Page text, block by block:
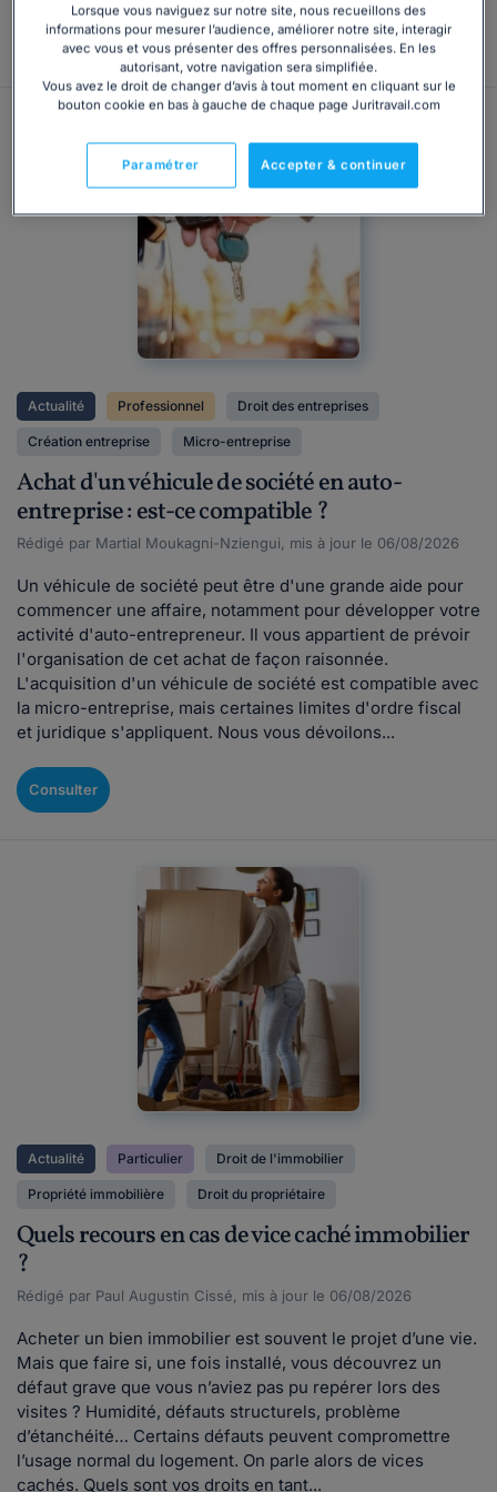
Consulter
Actualité Professionnel Droit des entreprises
Création entreprise Micro-entreprise
Achat d'un véhicule de société en auto-
entreprise : est-ce compatible ?
Rédigé par Martial Moukagni-Nziengui, mis à jour le 06/08/2026
Un véhicule de société peut être d'une grande aide pour
commencer une affaire, notamment pour développer votre
activité d'auto-entrepreneur. Il vous appartient de prévoir
l'organisation de cet achat de façon raisonnée.
L'acquisition d'un véhicule de société est compatible avec
la micro-entreprise, mais certaines limites d'ordre fiscal
et juridique s'appliquent. Nous vous dévoilons...
Consulter
Actualité Particulier Droit de l'immobilier
Propriété immobilière Droit du propriétaire
Quels recours en cas de vice caché immobilier
?
Rédigé par Paul Augustin Cissé, mis à jour le 06/08/2026
Acheter un bien immobilier est souvent le projet d’une vie.
Mais que faire si, une fois installé, vous découvrez un
défaut grave que vous n’aviez pas pu repérer lors des
visites ? Humidité, défauts structurels, problème
d’étanchéité… Certains défauts peuvent compromettre
l’usage normal du logement. On parle alors de vices
cachés. Quels sont vos droits en tant...
Lorsque vous naviguez sur notre site, nous recueillons des
informations pour mesurer l’audience, améliorer notre site, interagir
avec vous et vous présenter des offres personnalisées. En les
autorisant, votre navigation sera simplifiée.
Vous avez le droit de changer d’avis à tout moment en cliquant sur le
bouton cookie en bas à gauche de chaque page Juritravail.com
Accepter & continuer
Paramétrer